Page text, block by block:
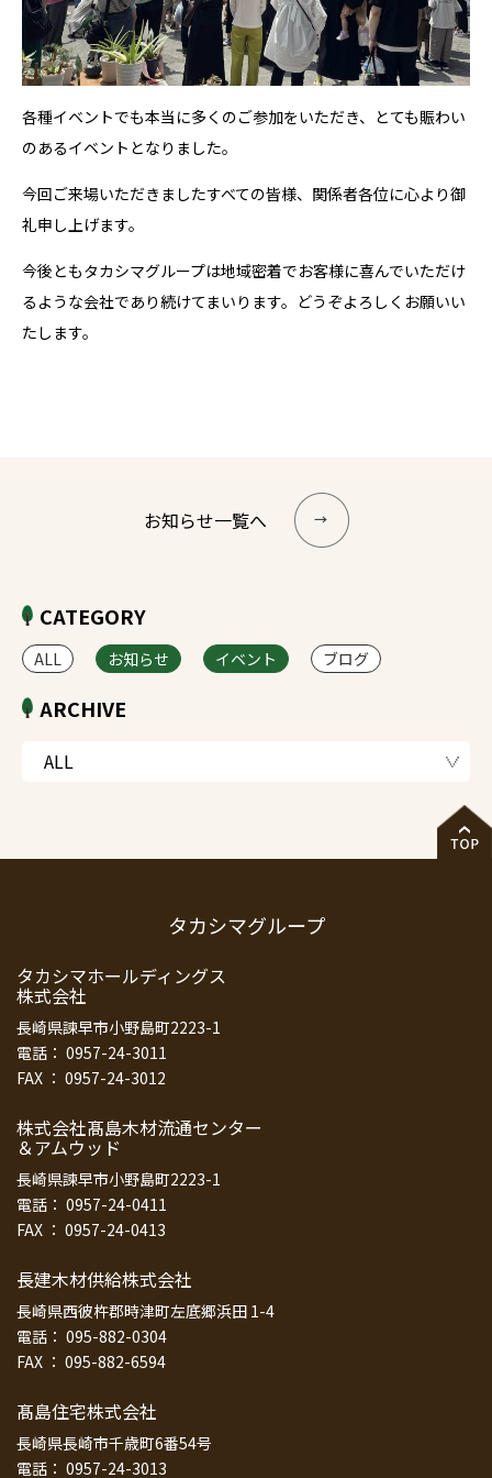
CATEGORY
ALL お知らせ イベント ブログ
ARCHIVE
各種イベントでも本当に多くのご参加をいただき、とても賑わい
のあるイベントとなりました。
今回ご来場いただきましたすべての皆様、関係者各位に心より御
礼申し上げます。
今後ともタカシマグループは地域密着でお客様に喜んでいただけ
るような会社であり続けてまいります。どうぞよろしくお願いい
たします。
お知らせ一覧へ
タカシマグループ
タカシマホールディングス
株式会社
長崎県諫早市小野島町2223-1
電話： 0957-24-3011
FAX ： 0957-24-3012
株式会社髙島木材流通センター
＆アムウッド
長崎県諫早市小野島町2223-1
電話： 0957-24-0411
FAX ： 0957-24-0413
長建木材供給株式会社
長崎県西彼杵郡時津町左底郷浜田 1-4
電話： 095-882-0304
FAX ： 095-882-6594
髙島住宅株式会社
長崎県長崎市千歳町6番54号
電話： 0957-24-3013